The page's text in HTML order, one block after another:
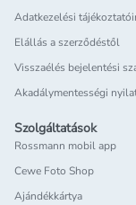
Adatkezelési
Elállás a szerződéstől
Visszaélés bejelentési
Akadálymentességi
Szolgáltatások
Rossmann mobil app
Cewe Foto Shop
Ajándékkártya